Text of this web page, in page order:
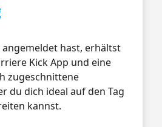
hast, erhältst
Kick App und eine
zugeschnittene
du dich ideal auf den Tag
kannst.